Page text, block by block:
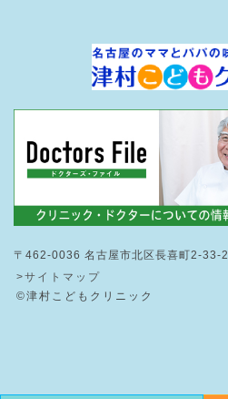
〒462-0036 名古屋市北区長喜町2-33-2
>サイトマップ
©津村こどもクリニック